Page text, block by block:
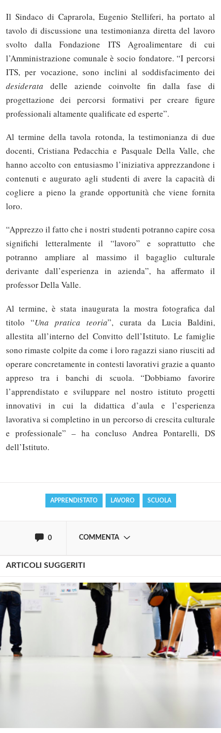
Il Sindaco di Caprarola, Eugenio Stelliferi, ha portato al
tavolo di discussione una testimonianza diretta del lavoro
svolto dalla Fondazione ITS Agroalimentare di cui
l’Amministrazione comunale è socio fondatore. “I percorsi
ITS, per vocazione, sono inclini al soddisfacimento dei
desiderata delle aziende coinvolte fin dalla fase di
progettazione dei percorsi formativi per creare figure
professionali altamente qualificate ed esperte”.
Al termine della tavola rotonda, la testimonianza di due
docenti, Cristiana Pedacchia e Pasquale Della Valle, che
hanno accolto con entusiasmo l’iniziativa apprezzandone i
contenuti e augurato agli studenti di avere la capacità di
cogliere a pieno la grande opportunità che viene fornita
loro.
“Apprezzo il fatto che i nostri studenti potranno capire cosa
significhi letteralmente il “lavoro” e soprattutto che
potranno ampliare al massimo il bagaglio culturale
derivante dall’esperienza in azienda”, ha affermato il
professor Della Valle.
Al termine, è stata inaugurata la mostra fotografica dal
titolo “Una pratica teoria”, curata da Lucia Baldini,
allestita all’interno del Convitto dell’Istituto. Le famiglie
sono rimaste colpite da come i loro ragazzi siano riusciti ad
operare concretamente in contesti lavorativi grazie a quanto
appreso tra i banchi di scuola. “Dobbiamo favorire
l’apprendistato e sviluppare nel nostro istituto progetti
innovativi in cui la didattica d’aula e l’esperienza
lavorativa si completino in un percorso di crescita culturale
e professionale” – ha concluso Andrea Pontarelli, DS
dell’Istituto.
APPRENDISTATO LAVORO SCUOLA
0 COMMENTA
Solo gli utenti registrati possono
commentare!
ARTICOLI SUGGERITI